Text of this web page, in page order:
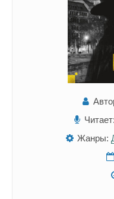
Читает:
Жанры: